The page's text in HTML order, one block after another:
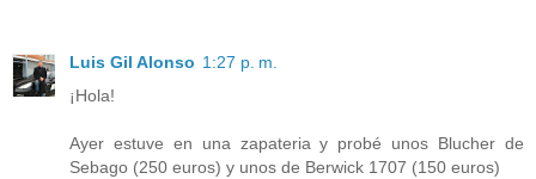
Luis Gil Alonso 1:27 p. m.
¡Hola!
Ayer estuve en una zapateria y probé unos Blucher de
Sebago (250 euros) y unos de Berwick 1707 (150 euros)